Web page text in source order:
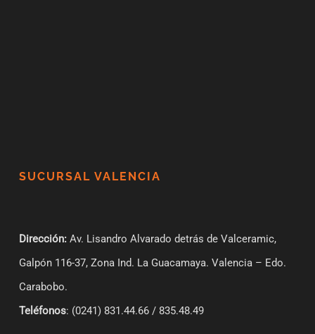
SUCURSAL VALENCIA
Dirección:Av. Lisandro Alvarado detrás de Valceramic,
Galpón 116-37, Zona Ind. La Guacamaya. Valencia – Edo.
Carabobo.
Teléfonos: (0241) 831.44.66 / 835.48.49